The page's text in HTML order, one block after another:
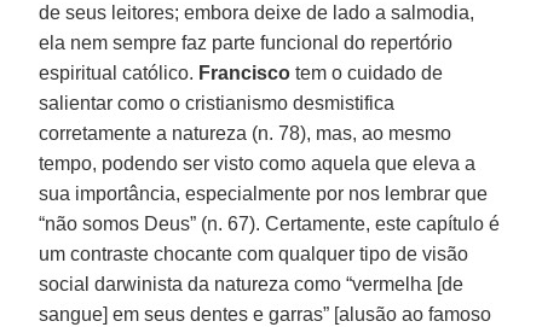
de seus leitores; embora deixe de lado a salmodia,
ela nem sempre faz parte funcional do repertório
espiritual católico. Francisco tem o cuidado de
salientar como o cristianismo desmistifica
corretamente a natureza (n. 78), mas, ao mesmo
tempo, podendo ser visto como aquela que eleva a
sua importância, especialmente por nos lembrar que
“não somos Deus” (n. 67). Certamente, este capítulo é
um contraste chocante com qualquer tipo de visão
social darwinista da natureza como “vermelha [de
sangue] em seus dentes e garras” [alusão ao famoso